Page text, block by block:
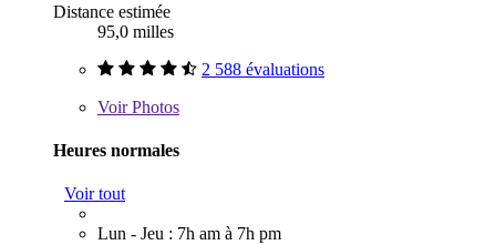
Distance estimée
95,0 milles
2 588 évaluations
VoirPhotos
Heures normales
Voir tout
Lun - Jeu : 7h am à 7h pm